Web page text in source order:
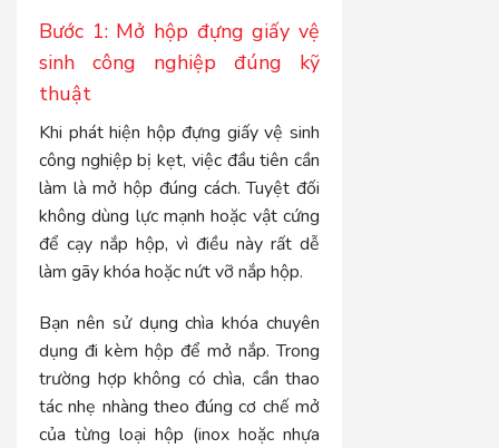
Bước 1: Mở hộp đựng giấy vệ
sinh công nghiệp đúng kỹ
thuật
Khi phát hiện hộp đựng giấy vệ sinh
công nghiệp bị kẹt, việc đầu tiên cần
làm là mở hộp đúng cách. Tuyệt đối
không dùng lực mạnh hoặc vật cứng
để cạy nắp hộp, vì điều này rất dễ
làm gãy khóa hoặc nứt vỡ nắp hộp.
Bạn nên sử dụng chìa khóa chuyên
dụng đi kèm hộp để mở nắp. Trong
trường hợp không có chìa, cần thao
tác nhẹ nhàng theo đúng cơ chế mở
của từng loại hộp (inox hoặc nhựa